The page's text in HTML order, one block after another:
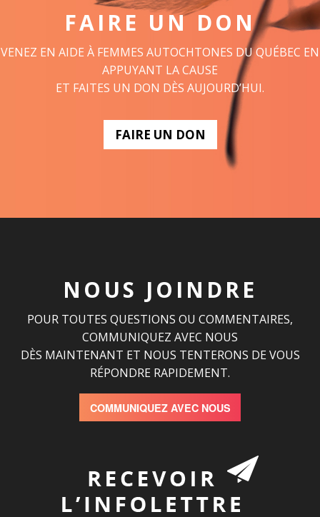
FAIRE UN DON
VENEZ EN AIDE À FEMMES AUTOCHTONES DU QUÉBEC EN
APPUYANT LA CAUSE
ET FAITES UN DON DÈS AUJOURD’HUI.
FAIRE UN DON
NOUS JOINDRE
POUR TOUTES QUESTIONS OU COMMENTAIRES,
COMMUNIQUEZ AVEC NOUS
DÈS MAINTENANT ET NOUS TENTERONS DE VOUS
RÉPONDRE RAPIDEMENT.
COMMUNIQUEZ AVEC NOUS